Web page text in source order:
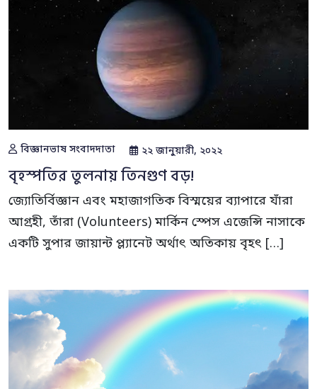
বিজ্ঞানভাষ সংবাদদাতা ২২ জানুয়ারী, ২০২২
বৃহস্পতির তুলনায় তিনগুণ বড়!
জ্যোতির্বিজ্ঞান এবং মহাজাগতিক বিস্ময়ের ব্যাপারে যাঁরা
আগ্রহী, তাঁরা (Volunteers) মার্কিন স্পেস এজেন্সি নাসাকে
একটি সুপার জায়ান্ট প্ল্যানেট অর্থাৎ অতিকায় বৃহৎ […]